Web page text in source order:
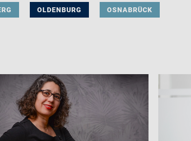
OLDENBURG OSNABRÜCK